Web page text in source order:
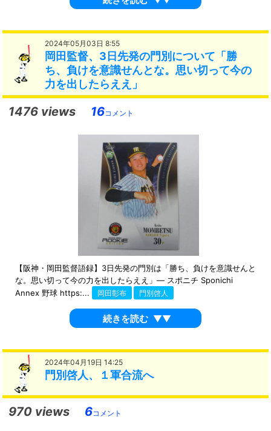
2024年05月03日 8:55
岡田監督、3日先発の門別について「勝
ち、負けを意識せんとな。思い切って今の
力を出したらええ」
1476 views 16コメント
【阪神・岡田監督語録】3日先発の門別は「勝ち、負けを意識せんと
な。思い切って今の力を出したらええ」― スポニチ Sponichi
Annex 野球 https:...
岡田彰布 門別啓人
続きを読む ▼▼
2024年04月19日 14:25
門別啓人、１軍合流へ
970 views 6コメント